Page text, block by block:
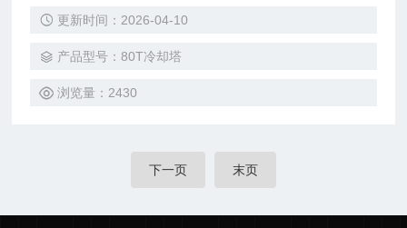
研牌方形冷却塔厂家、东莞市菱兴冷却设备有限公司生产直
更新时间：2026-04-10
产品型号：80T冷却塔
浏览量：2430
下一页 末页